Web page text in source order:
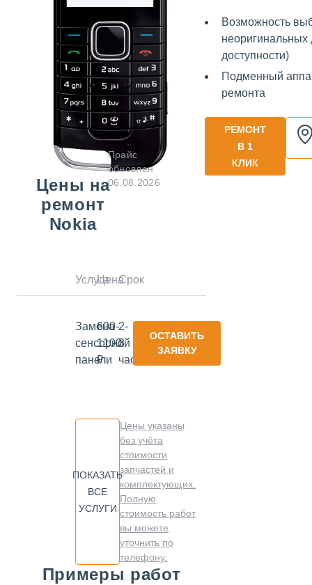
Возможность
неоригинальных
доступности)
Подменный
ремонта
РЕМОНТ
В 1
КЛИК
Цены на
ремонт
Nokia
Прайс
обновлен
06.08.2026
УслугаЦенаСрок
Замена
сенсорной
панели
600-
1100
₽
2-
3
часа
ОСТАВИТЬ
ЗАЯВКУ
ПОКАЗАТЬ
ВСЕ
УСЛУГИ
Цены указаны
без учёта
стоимости
запчастей и
комплектующих.
Полную
стоимость работ
вы можете
уточнить по
телефону.
Примеры работ